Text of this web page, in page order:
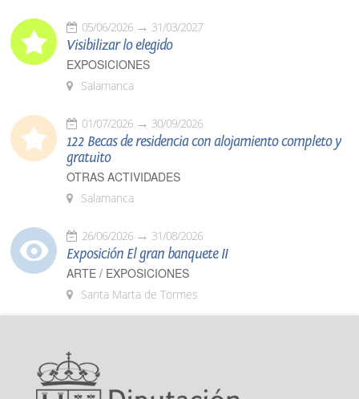
05/06/2026 31/03/2027
Visibilizar lo elegido
EXPOSICIONES
Salamanca
01/07/2026 30/09/2026
122 Becas de residencia con alojamiento completo y
gratuito
OTRAS ACTIVIDADES
Salamanca
26/06/2026 31/08/2026
Exposición El gran banquete II
ARTE / EXPOSICIONES
Santa Marta de Tormes